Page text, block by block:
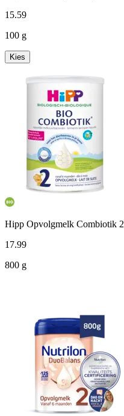
15.59
100 g
Kies
Hipp Opvolgmelk Combiotik 2
17.99
800 g